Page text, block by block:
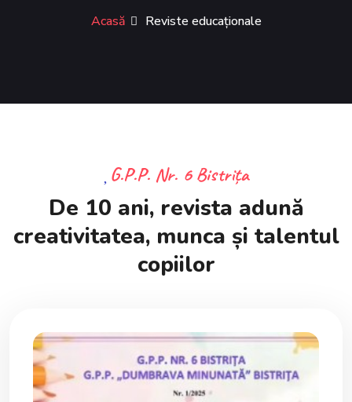
Acasă Reviste educaționale
G.P.P. Nr. 6 Bistrița
De 10 ani, revista adună
creativitatea, munca și talentul
copiilor